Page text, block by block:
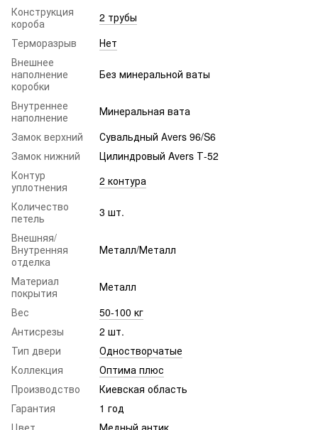
Конструкция
короба
2 трубы
Терморазрыв
Нет
Внешнее
наполнение
коробки
Без минеральной ваты
Внутреннее
наполнение
Минеральная вата
Замок верхний
Сувальдный Аvers 96/S6
Замок нижний
Цилиндровый Avers Т-52
Контур
уплотнения
2 контура
Количество
петель
3 шт.
Внешняя/
Внутренняя
отделка
Металл/Металл
Материал
покрытия
Металл
Вес
50-100 кг
Антисрезы
2 шт.
Тип двери
Одностворчатые
Коллекция
Оптима плюс
Производство
Киевская область
Гарантия
1 год
Цвет
Медный антик